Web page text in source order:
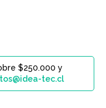
$250.000 y
tec.cl